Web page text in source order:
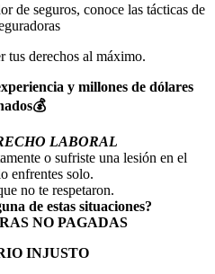
de seguros, conoce las tácticas de
tus derechos al máximo.
y millones de dólares
LABORAL
o sufriste una lesión en el
enfrentes solo.
no te respetaron.
de estas situaciones?
NO PAGADAS
INJUSTO